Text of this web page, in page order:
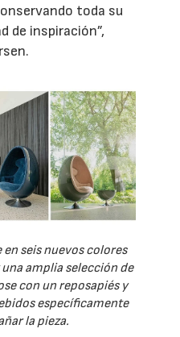
toda su
de inspiración”,
seis nuevos colores
amplia selección de
con un reposapiés y
específicamente
la pieza.